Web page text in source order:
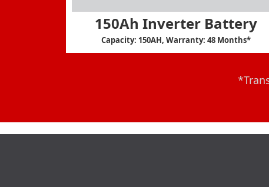
150Ah Inverter Battery
Capacity: 150AH, Warranty: 48 Months*